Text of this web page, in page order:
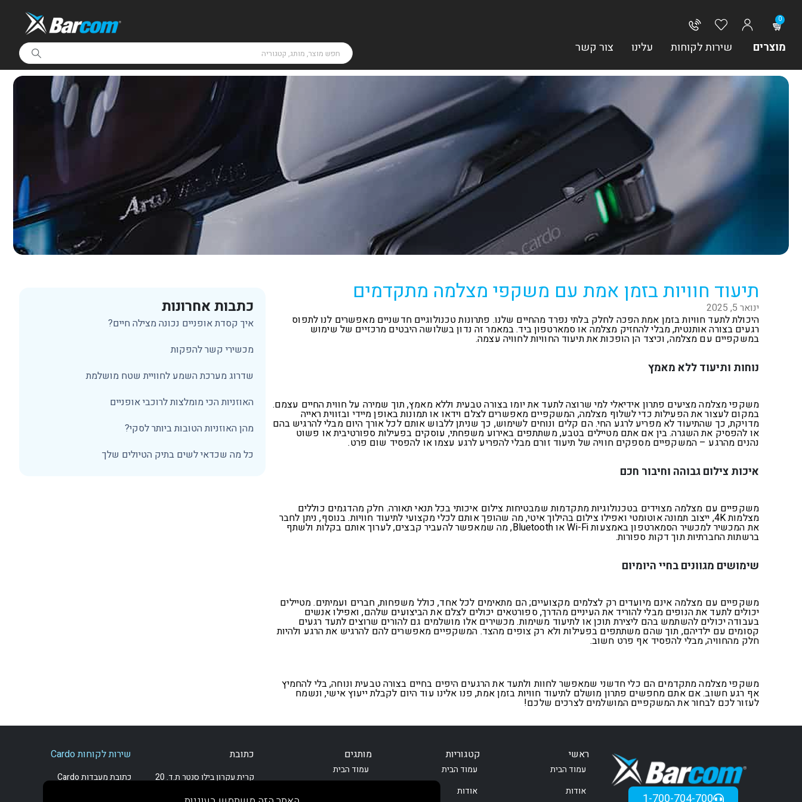
0
מוצרים שירות לקוחות עלינו צור קשר
תיעוד חוויות בזמן אמת עם משקפי מצלמה מתקדמים
ינואר 5, 2025
היכולת לתעד חוויות בזמן אמת הפכה לחלק בלתי נפרד מהחיים שלנו. פתרונות טכנולוגיים חדשניים מאפשרים לנו לתפוס
רגעים בצורה אותנטית, מבלי להחזיק מצלמה או סמארטפון ביד. במאמר זה נדון בשלושה היבטים מרכזיים של שימוש
במשקפיים עם מצלמה, וכיצד הן הופכות את תיעוד החוויות לחוויה עצמה.
נוחות ותיעוד ללא מאמץ
משקפי מצלמה מציעים פתרון אידיאלי למי שרוצה לתעד את יומו בצורה טבעית וללא מאמץ, תוך שמירה על חווית החיים עצמם.
במקום לעצור את הפעילות כדי לשלוף מצלמה, המשקפיים מאפשרים לצלם וידאו או תמונות באופן מיידי ובזווית ראייה
מדויקת, כך שהתיעוד לא מפריע לרגע החי. הם קלים ונוחים לשימוש, כך שניתן ללבוש אותם לכל אורך היום מבלי להרגיש בהם
או להפסיק את השגרה. בין אם אתם מטיילים בטבע, משתתפים באירוע משפחתי, עוסקים בפעילות ספורטיבית או פשוט
נהנים מהרגע – המשקפיים מספקים חוויה של תיעוד זורם מבלי להפריע לרגע עצמו או להפסיד שום פרט.
איכות צילום גבוהה וחיבור חכם
משקפיים עם מצלמה מצוידים בטכנולוגיות מתקדמות שמבטיחות צילום איכותי בכל תנאי תאורה. חלק מהדגמים כוללים
מצלמותK 4, ייצוב תמונה אוטומטי ואפילו צילום בהילוך איטי, מה שהופך אותם לכלי מקצועי לתיעוד חוויות. בנוסף, ניתן לחבר
את המכשיר למכשיר הסמארטפון באמצעותWi-FiאוBluetooth, מה שמאפשר להעביר קבצים, לערוך אותם בקלות ולשתף
ברשתות החברתיות תוך דקות ספורות.
שימושים מגוונים בחיי היומיום
משקפיים עם מצלמה אינם מיועדים רק לצלמים מקצועיים; הם מתאימים לכל אחד, כולל משפחות, חברים ועמיתים. מטיילים
יכולים לתעד את הנופים מבלי להוריד את העיניים מהדרך, ספורטאים יכולים לצלם את הביצועים שלהם, ואפילו אנשים
בעבודה יכולים להשתמש בהם ליצירת תוכן או לתיעוד משימות. מכשירים אלו מושלמים גם להורים שרוצים לתעד רגעים
קסומים עם ילדיהם, תוך שהם משתתפים בפעילות ולא רק צופים מהצד. המשקפיים מאפשרים להם להרגיש את הרגע ולהיות
חלק מהחוויה, מבלי להפסיד אף פרט חשוב.
משקפי מצלמה מתקדמים הם כלי חדשני שמאפשר לחוות ולתעד את הרגעים היפים בחיים בצורה טבעית ונוחה, בלי להחמיץ
אף רגע חשוב. אם אתם מחפשים פתרון מושלם לתיעוד חוויות בזמן אמת, פנו אלינו עוד היום לקבלת ייעוץ אישי, ונשמח
לעזור לכם לבחור את המשקפיים המושלמים לצרכים שלכם!
כתבות אחרונות
איך קסדת אופניים נכונה מצילה חיים?
מכשירי קשר להפקות
שדרוג מערכת השמע לחוויית שטח מושלמת
האוזניות הכי מומלצות לרוכבי אופניים
מהן האוזניות הטובות ביותר לסקי?
כל מה שכדאי לשים בתיק הטיולים שלך
ראשי
עמוד הבית
אודות
קטגוריות
עמוד הבית
אודות
מותגים
עמוד הבית
כתובת
קרית עקרון בילו סנטר ת.ד. 20
שירות לקוחות Cardo
כתובת מעבדות Cardo